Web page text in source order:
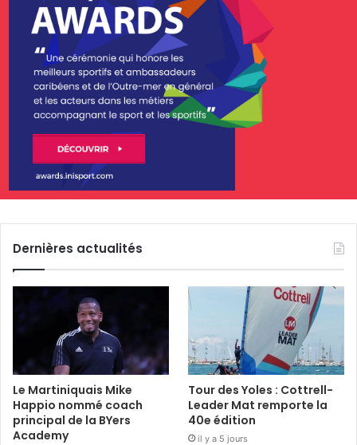
Dernières actualités
Le Martiniquais Mike
Happio nommé coach
principal de la BYers
Academy
Tour des Yoles : Cottrell-
Leader Mat remporte la
40e édition
il y a 5 jours